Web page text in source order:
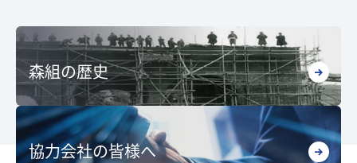
森組の歴史
協力会社の皆様へ